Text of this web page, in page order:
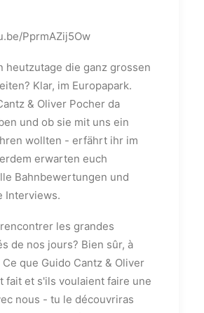
PprmAZij5Ow
heutzutage die ganz grossen
Klar, im Europapark.
& Oliver Pocher da
und ob sie mit uns ein
wollten - erfährt ihr im
erwarten euch
Bahnbewertungen und
Interviews.
les grandes
de nos jours? Bien sûr, à
Ce que Guido Cantz & Oliver
fait et s'ils voulaient faire une
nous - tu le découvriras